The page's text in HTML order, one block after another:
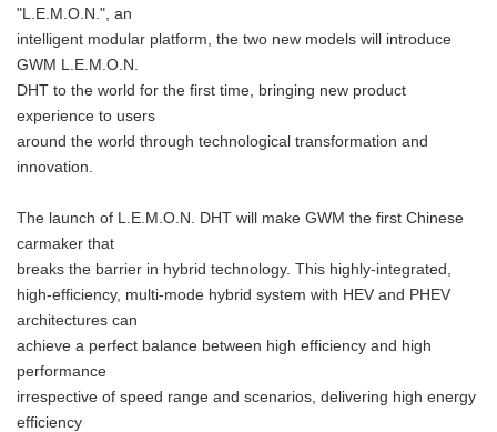
"L.E.M.O.N.", an
intelligent modular platform, the two new models will introduce
GWM L.E.M.O.N.
DHT to the world for the first time, bringing new product
experience to users
around the world through technological transformation and
innovation.
The launch of L.E.M.O.N. DHT will make GWM the first Chinese
carmaker that
breaks the barrier in hybrid technology. This highly-integrated,
high-efficiency, multi-mode hybrid system with HEV and PHEV
architectures can
achieve a perfect balance between high efficiency and high
performance
irrespective of speed range and scenarios, delivering high energy
efficiency